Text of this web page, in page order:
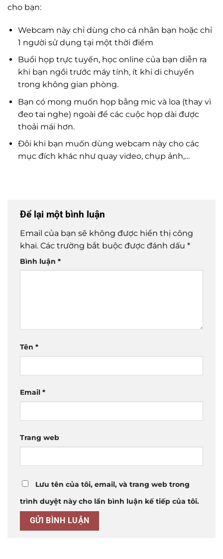
cho bạn:
Webcam này chỉ dùng cho cá nhân bạn hoặc chỉ
1 người sử dụng tại một thời điểm
Buổi họp trực tuyến, học online của bạn diễn ra
khi bạn ngồi trước máy tính, ít khi di chuyển
trong không gian phòng.
Bạn có mong muốn họp bằng mic và loa (thay vì
đeo tai nghe) ngoài để các cuộc họp dài được
thoải mái hơn.
Đôi khi bạn muốn dùng webcam này cho các
mục đích khác như quay video, chụp ảnh,…
Để lại một bình luận
Email của bạn sẽ không được hiển thị công
khai. Các trường bắt buộc được đánh dấu *
Bình luận *
Tên *
Email *
Trang web
Lưu tên của tôi, email, và trang web trong
trình duyệt này cho lần bình luận kế tiếp của tôi.